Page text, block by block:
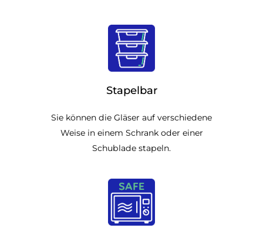
Stapelbar
Sie können die Gläser auf verschiedene
Weise in einem Schrank oder einer
Schublade stapeln.